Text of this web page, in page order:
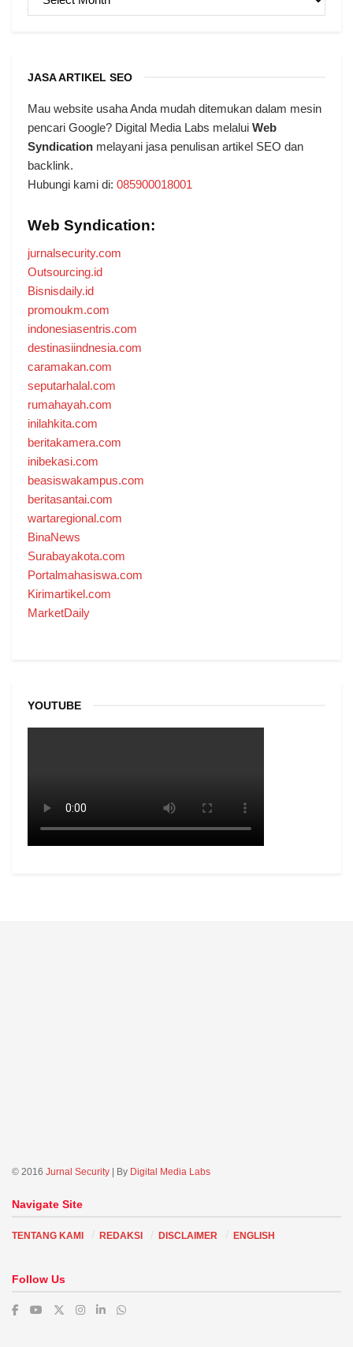
JASA ARTIKEL SEO
Mau website usaha Anda mudah ditemukan dalam mesin
pencari Google? Digital Media Labs melalui Web
Syndication melayani jasa penulisan artikel SEO dan
backlink.
Hubungi kami di: 085900018001
Web Syndication:
jurnalsecurity.com
Outsourcing.id
Bisnisdaily.id
promoukm.com
indonesiasentris.com
destinasiindnesia.com
caramakan.com
seputarhalal.com
rumahayah.com
inilahkita.com
beritakamera.com
inibekasi.com
beasiswakampus.com
beritasantai.com
wartaregional.com
BinaNews
Surabayakota.com
Portalmahasiswa.com
Kirimartikel.com
MarketDaily
YOUTUBE
© 2016 Jurnal Security | By Digital Media Labs
Navigate Site
TENTANG KAMI REDAKSI DISCLAIMER ENGLISH
Follow Us